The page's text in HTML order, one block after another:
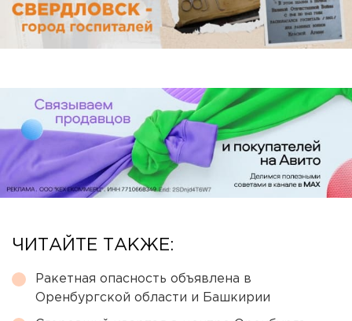
ЧИТАЙТЕ ТАКЖЕ:
Ракетная опасность объявлена в
Оренбургской области и Башкирии